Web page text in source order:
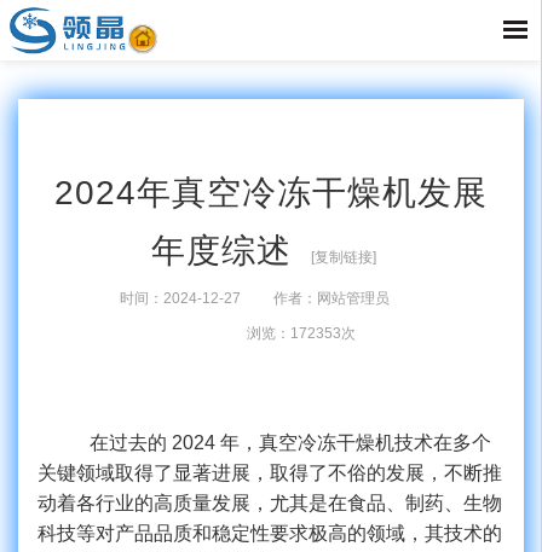
2024年真空冷冻干燥机发展
年度综述
[复制链接]
时间：2024-12-27 作者：网站管理员
浏览：172353次
在过去的 2024 年，真空冷冻干燥机技术在多个
关键领域取得了显著进展， 取得了不俗的发展，不断推
动着各行业的高质量发展，尤其是在食品、制药、生物
科技等对产品品质和稳定性要求极高的领域，其技术的